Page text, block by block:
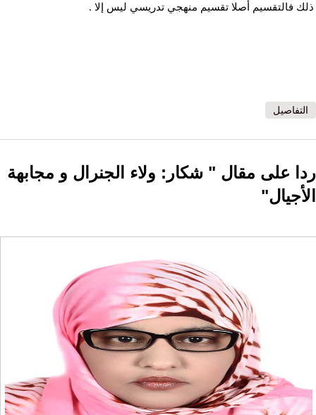
ذلك فالتقسيم أصلا تقسيم منهجي تدريسي ليس إلا .
التفاصيل
ردا على مقال " شكار: ولاء الجنرال و مجابهة
الأجيال"